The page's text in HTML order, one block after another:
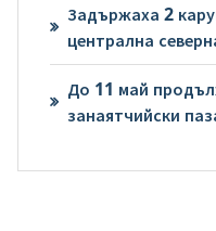
Задържаха 2
централна
До 11 май
занаятчийски